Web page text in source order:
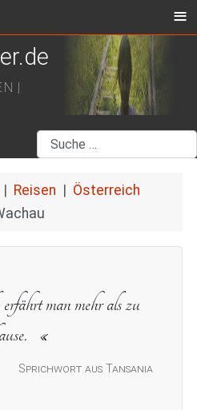
|
Suchen
Reisen
Österreich
Sprichwort aus Tansania
man mehr als zu
≡